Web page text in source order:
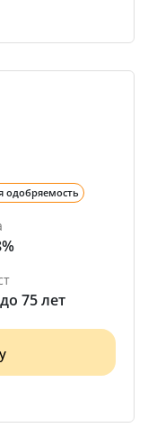
одобряемость
75 лет